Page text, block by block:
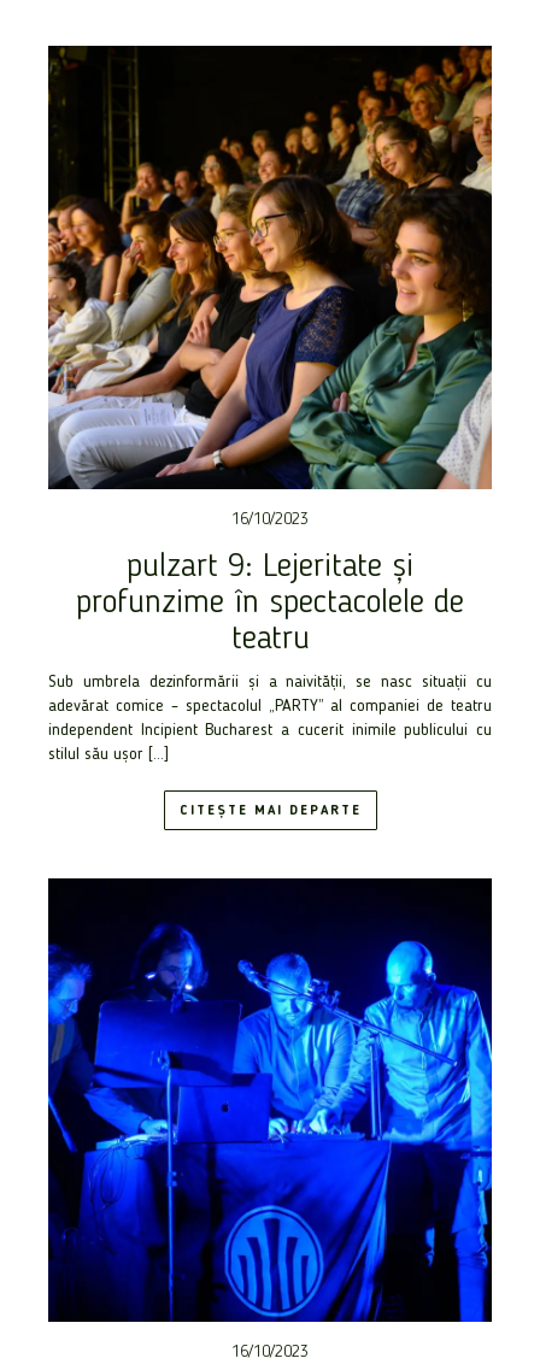
16/10/2023
pulzart 9: Lejeritate și
profunzime în spectacolele de
teatru
Sub umbrela dezinformării și a naivității, se nasc situații cu
adevărat comice – spectacolul „PARTY” al companiei de teatru
independent Incipient Bucharest a cucerit inimile publicului cu
stilul său ușor […]
CITEȘTE MAI DEPARTE
16/10/2023